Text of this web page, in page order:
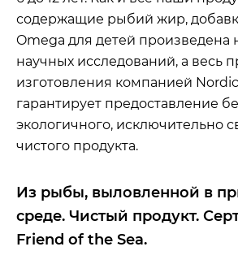
содержащие рыбий жир,
Omega для детей произведена
научных исследований, а весь
изготовления компанией
гарантирует предоставление
экологичного, исключительно
чистого продукта.
Из рыбы, выловленной в
среде. Чистый продукт.
Friend of the Sea.